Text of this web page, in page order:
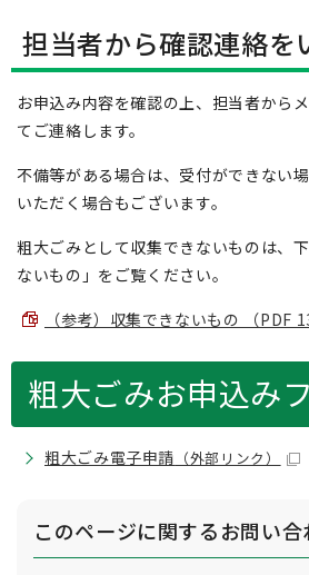
担当者から確認連絡を
お申込み内容を確認の上、担当者から
てご連絡します。
不備等がある場合は、受付ができない
いただく場合もございます。
粗大ごみとして収集できないものは、
ないもの」をご覧ください。
（参考）収集できないもの （PDF
粗大ごみお申込み
粗大ごみ電子申請 （外部リンク）
このページに関するお問い合